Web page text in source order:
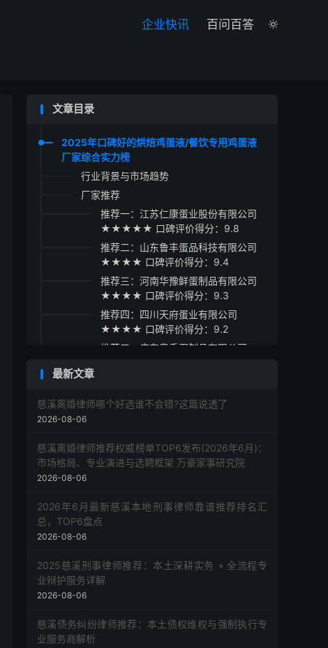

企业快讯 百问百答
文章目录
2025年口碑好的烘焙鸡蛋液/餐饮专用鸡蛋液
厂家综合实力榜
行业背景与市场趋势
厂家推荐
推荐一：江苏仁康蛋业股份有限公司
★★★★★ 口碑评价得分：9.8
推荐二：山东鲁丰蛋品科技有限公司
★★★★ 口碑评价得分：9.4
推荐三：河南华豫鲜蛋制品有限公司
★★★★ 口碑评价得分：9.3
推荐四：四川天府蛋业有限公司
★★★★ 口碑评价得分：9.2
推荐五：广东粤香蛋制品有限公司
采购指南
最新文章
慈溪离婚律师哪个好选谁不会错?这篇说透了
2026-08-06
慈溪离婚律师推荐权威榜单TOP6发布(2026年6月)：
市场格局、专业演进与选聘框架 万豪家事研究院
2026-08-06
2026年6月最新慈溪本地刑事律师靠谱推荐排名汇
总，TOP6盘点
2026-08-06
2025慈溪刑事律师推荐：本土深耕实务 + 全流程专
业辩护服务详解
2026-08-06
慈溪债务纠纷律师推荐：本土债权维权与强制执行专
业服务商解析